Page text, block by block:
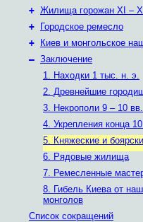
+ Жилища горожан XI –
+
Городское ремесло
+
Киев и монгольское
– Заключение
1. Находки 1 тыс. н. э.
2. Древнейшие
3. Некрополи 9 – 10 вв.
4. Укрепления конца
5. Княжеские и
6. Рядовые жилища
7. Ремесленные
8. Гибель Киева от
монголов
Список сокращений